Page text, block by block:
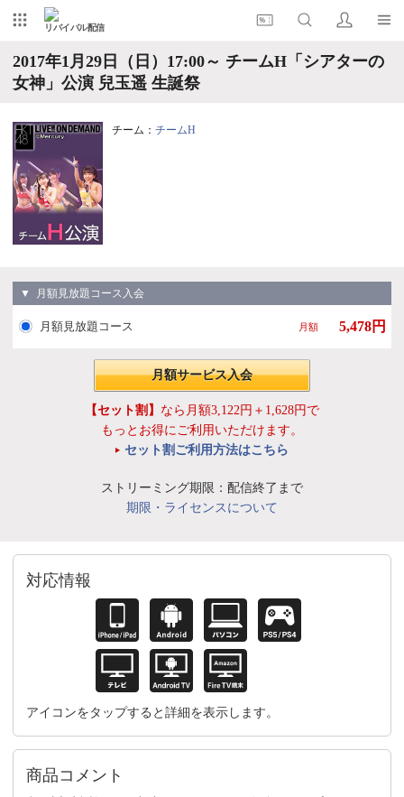
リバイバル配信
2017年1月29日（日）17:00～ チームH「シアターの
女神」公演 兒玉遥 生誕祭
チーム： チームH
▼ 月額見放題コース入会
月額見放題コース 月額 5,478円
月額サービス入会
【セット割】 なら月額3,122円＋1,628円で
もっとお得にご利用いただけます。
セット割ご利用方法はこちら
ストリーミング期限：配信終了まで
期限・ライセンスについて
対応情報
アイコンをタップすると詳細を表示します。
商品コメント